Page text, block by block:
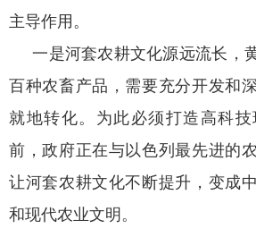
主导作用。
一是河套农耕文化源远流长，
百种农畜产品，需要充分开发和
就地转化。为此必须打造高科
前，政府正在与以色列最先进的
让河套农耕文化不断提升，变成
和现代农业文明。